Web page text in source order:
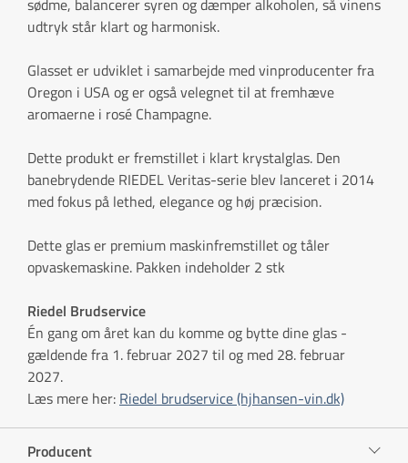
sødme, balancerer syren og dæmper alkoholen, så vinens
udtryk står klart og harmonisk.
Glasset er udviklet i samarbejde med vinproducenter fra
Oregon i USA og er også velegnet til at fremhæve
aromaerne i rosé Champagne.
Dette produkt er fremstillet i klart krystalglas. Den
banebrydende RIEDEL Veritas-serie blev lanceret i 2014
med fokus på lethed, elegance og høj præcision.
Dette glas er premium maskinfremstillet og tåler
opvaskemaskine. Pakken indeholder 2 stk
Riedel Brudservice
Én gang om året kan du komme og bytte dine glas -
gældende fra 1. februar 2027 til og med 28. februar
2027.
Læs mere her: Riedel brudservice (hjhansen-vin.dk)
Producent